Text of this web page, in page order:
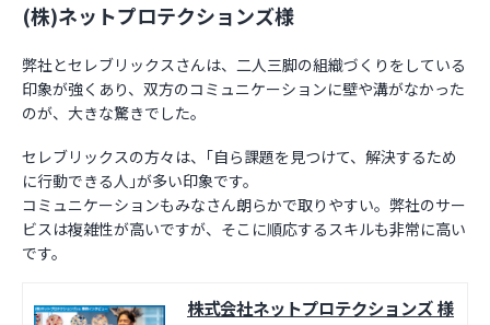
(株)ネットプロテクションズ様
弊社とセレブリックスさんは、二人三脚の組織づくりをしている
印象が強くあり、双方のコミュニケーションに壁や溝がなかった
のが、大きな驚きでした。
セレブリックスの方々は、｢自ら課題を見つけて、解決するため
に行動できる人｣が多い印象です。
コミュニケーションもみなさん朗らかで取りやすい。弊社のサー
ビスは複雑性が高いですが、そこに順応するスキルも非常に高い
です。
株式会社ネットプロテクションズ 様